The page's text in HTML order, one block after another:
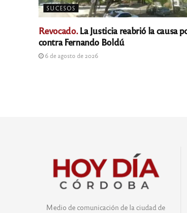
SUCESOS
Revocado.La Justicia reabrió la causa
contra Fernando Boldú
6 de agosto de 2026
Medio de comunicación de la ciudad de